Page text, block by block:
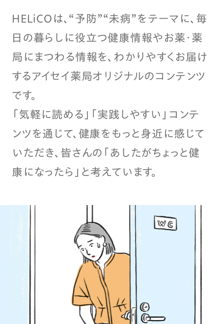
HELiCOは、“予防”“未病”をテーマに、毎
日の暮らしに役立つ健康情報やお薬・薬
局にまつわる情報を、わかりやすくお届け
するアイセイ薬局オリジナルのコンテンツ
です。
「気軽に読める」「実践しやすい」コンテ
ンツを通じて、健康をもっと身近に感じて
いただき、皆さんの「あしたがちょっと健
康になったら」と考えています。